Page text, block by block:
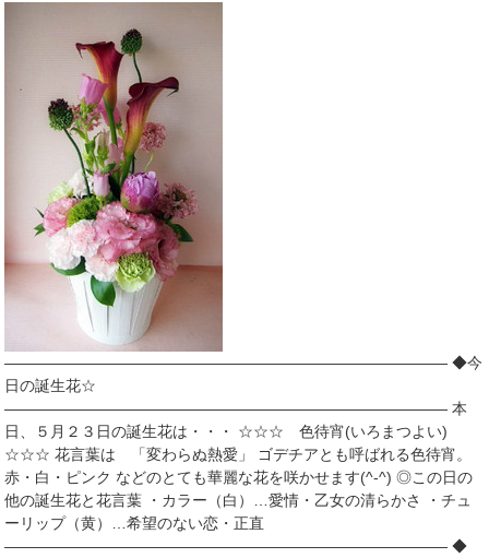
――――――――――――――――――――――――――――― ◆今
日の誕生花☆
――――――――――――――――――――――――――――― 本
日、５月２３日の誕生花は・・・ ☆☆☆ 色待宵(いろまつよい)
☆☆☆ 花言葉は 「変わらぬ熱愛」 ゴデチアとも呼ばれる色待宵。
赤・白・ピンク などのとても華麗な花を咲かせます(^-^) ◎この日の
他の誕生花と花言葉 ・カラー（白）…愛情・乙女の清らかさ ・チュ
ーリップ（黄）…希望のない恋・正直
――――――――――――――――――――――――――――― ◆